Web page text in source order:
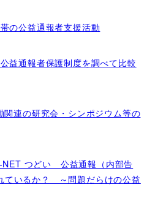
の公益通報者支援活動
益通報者保護制度を調べて比較
連の研究会・シンポジウム等の
NET つどい 公益通報（内部告
ているか？ ～問題だらけの公益